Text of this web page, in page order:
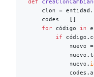
def
clon =
    codes = []
for código in
if
nuevo
            nuevo.